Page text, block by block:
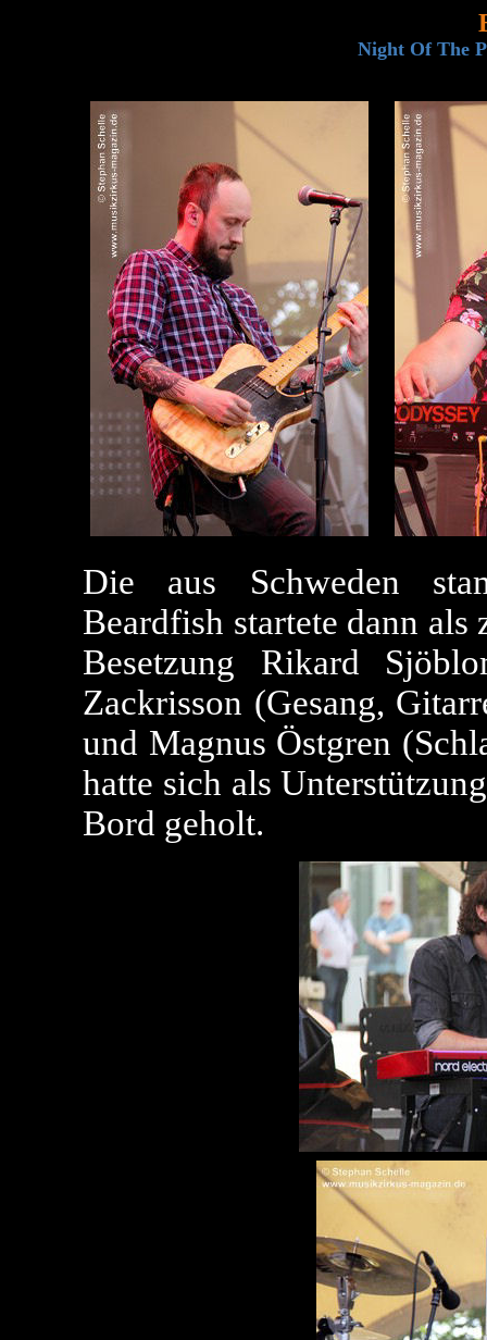
Night Of The
Die aus Schweden
Beardfish startete dann als
Besetzung Rikard
Zackrisson (Gesang,
und Magnus Östgren
hatte sich als
Bord geholt.